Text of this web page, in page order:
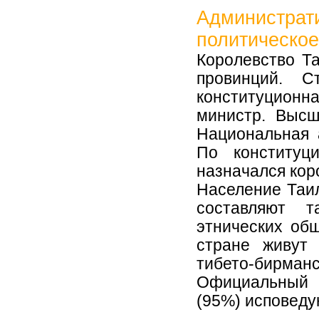
Королевство
провинций.
министр.
Национальная
По
назначался
Население
составляют
этнических
стране
тибето-
Официальный
(95%)